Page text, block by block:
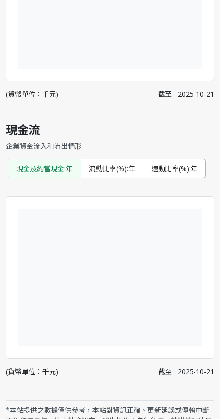
(貨幣單位：千元) 截至 2025-10-21
現金流
企業資金流入和流出情形
現金及約當現金:年 流動比率(%):年 速動比率(%):年
(貨幣單位：千元) 截至 2025-10-21
*本站提供之數據僅供參考，本站對資訊正確、更新延誤或傳輸中斷